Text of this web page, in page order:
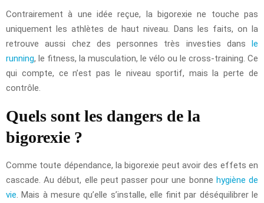
Contrairement à une idée reçue, la bigorexie ne touche pas
uniquement les athlètes de haut niveau. Dans les faits, on la
retrouve aussi chez des personnes très investies dans le
running, le fitness, la musculation, le vélo ou le cross-training. Ce
qui compte, ce n’est pas le niveau sportif, mais la perte de
contrôle.
Quels sont les dangers de la
bigorexie ?
Comme toute dépendance, la bigorexie peut avoir des effets en
cascade. Au début, elle peut passer pour une bonne hygiène de
vie . Mais à mesure qu’elle s’installe, elle finit par déséquilibrer le